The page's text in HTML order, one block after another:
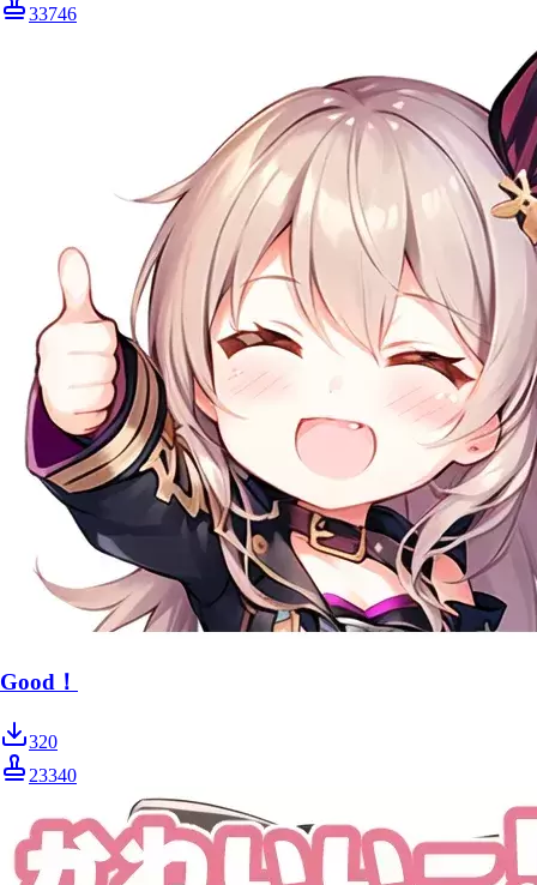
33746
Good！
320
23340